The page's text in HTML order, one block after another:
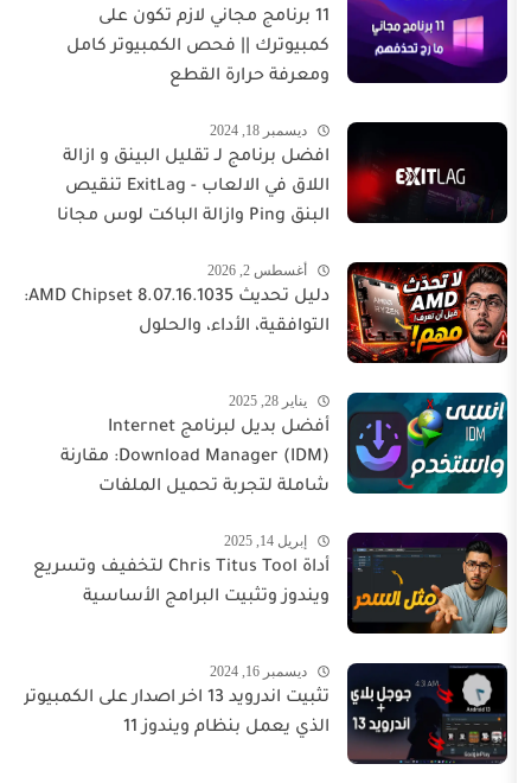
11 برنامج مجاني لازم تكون على
كمبيوترك || فحص الكمبيوتر كامل
ومعرفة حرارة القطع
افضل برنامج لـ تقليل البينق و ازالة
اللاق في الالعاب - ExitLag تنقيص
البنق Ping وازالة الباكت لوس مجانا
أغسطس 2, 2026
دليل تحديث AMD Chipset 8.07.16.1035:
التوافقية، الأداء، والحلول
يناير 28, 2025
أفضل بديل لبرنامج Internet
Download Manager (IDM): مقارنة
شاملة لتجربة تحميل الملفات
أداة Chris Titus Tool لتخفيف وتسريع
ويندوز وتثبيت البرامج الأساسية
تثبيت اندرويد 13 اخر اصدار على الكمبيوتر
الذي يعمل بنظام ويندوز 11